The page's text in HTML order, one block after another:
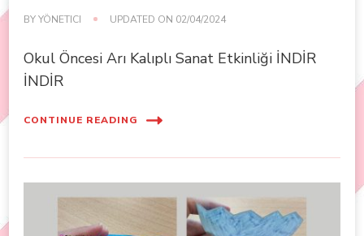
BYYÖNETICI UPDATED ON 02/04/2024
Okul Öncesi Arı Kalıplı Sanat Etkinliği İNDİR
İNDİR
CONTINUE READING